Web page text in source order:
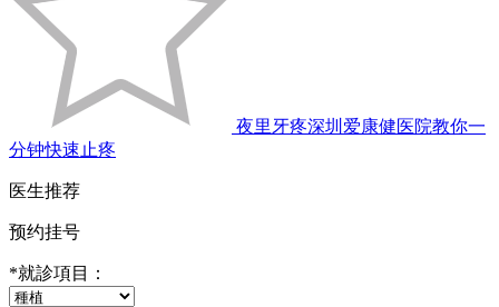
夜里牙疼深圳爱康健医院教你一
分钟快速止疼
医生推荐
预约挂号
*就診項目：